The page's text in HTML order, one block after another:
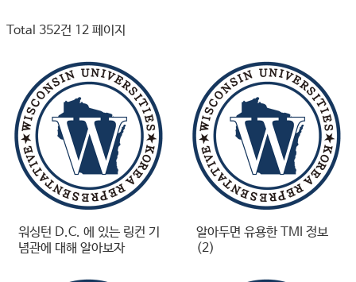
Total 352건 12 페이지
워싱턴 D.C. 에 있는 링컨 기
념관에 대해 알아보자
알아두면 유용한 TMI 정보
(2)